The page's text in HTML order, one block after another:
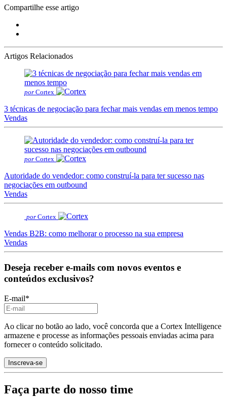
Compartilhe esse artigo
Artigos Relacionados
por Cortex
3 técnicas de negociação para fechar mais vendas em menos tempo
Vendas
por Cortex
Autoridade do vendedor: como construí-la para ter sucesso nas
negociações em outbound
Vendas
por Cortex
Vendas B2B: como melhorar o processo na sua empresa
Vendas
Deseja receber e-mails com novos eventos e
conteúdos exclusivos?
E-mail*
Ao clicar no botão ao lado, você concorda que a Cortex Intelligence
armazene e processe as informações pessoais enviadas acima para
fornecer o conteúdo solicitado.
Faça parte do nosso time